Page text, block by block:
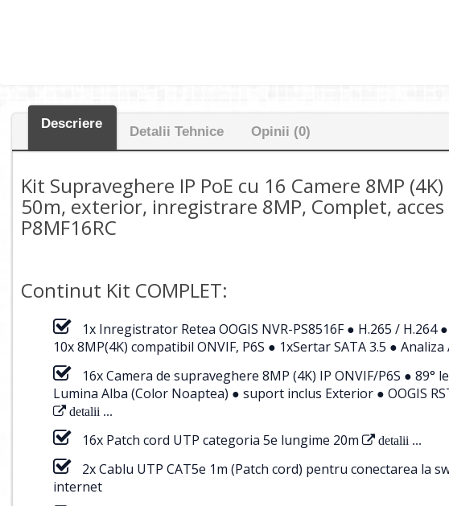
Descriere
Detalii Tehnice Opinii (0)
Kit Supraveghere IP PoE cu 16 Camere 8MP
50m, exterior, inregistrare 8MP, Complet,
P8MF16RC
Continut Kit COMPLET:
1x Inregistrator Retea OOGIS NVR-PS8516F ● H.265 / H.264
10x 8MP(4K) compatibil ONVIF, P6S ● 1xSertar SATA 3.5 ● Analiza
16x Camera de supraveghere 8MP (4K) IP ONVIF/P6S ● 89°
Lumina Alba (Color Noaptea) ● suport inclus Exterior ● OOGIS
detalii ...
16x Patch cord UTP categoria 5e lungime 20m detalii ...
2x Cablu UTP CAT5e 1m (Patch cord) pentru conectarea la
internet